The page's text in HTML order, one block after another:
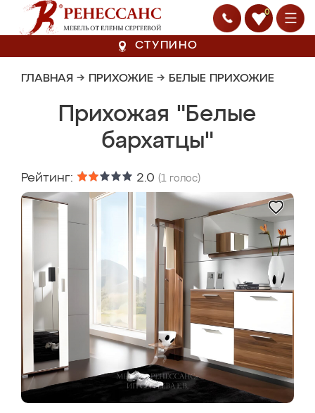
0
СТУПИНО
ГЛАВНАЯ → ПРИХОЖИЕ → БЕЛЫЕ ПРИХОЖИЕ
Прихожая "Белые
бархатцы"
Рейтинг: 2.0 (1 голос)